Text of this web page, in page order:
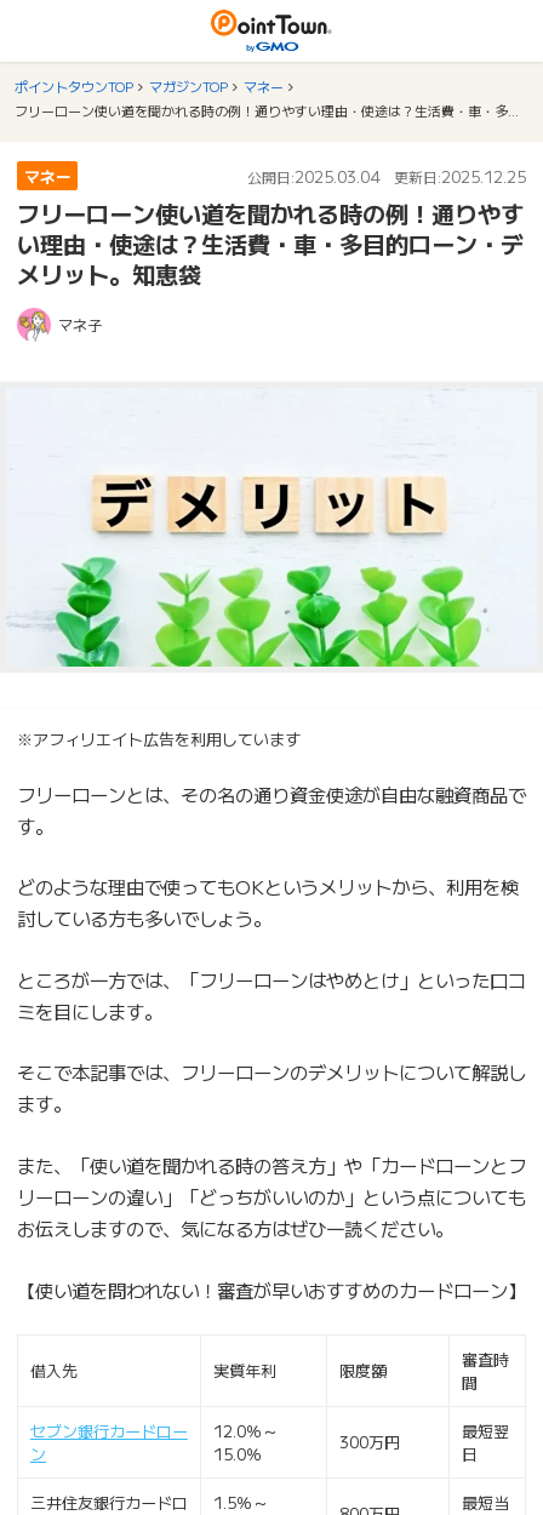
ポイントタウンTOP マガジンTOP
マネー
マネー 公開日:2025.03.04 更新日:2025.12.25
フリーローン使い道を聞かれる時の例！通りやす
い理由・使途は？生活費・車・多目的ローン・デ
メリット。知恵袋
マネ子
※アフィリエイト広告を利用しています
フリーローンとは、その名の通り資金使途が自由な融資商品で
す。
どのような理由で使ってもOKというメリットから、利用を検
討している方も多いでしょう。
ところが一方では、「フリーローンはやめとけ」といった口コ
ミを目にします。
そこで本記事では、フリーローンのデメリットについて解説し
ます。
また、「使い道を聞かれる時の答え方」や「カードローンとフ
リーローンの違い」「どっちがいいのか」という点についても
お伝えしますので、気になる方はぜひ一読ください。
【使い道を問われない！審査が早いおすすめのカードローン】
借入先 実質年利 限度額
審査時
間
セブン銀行カードロー
ン
12.0％～
15.0％
300万円
最短翌
日
三井住友銀行カードロ
1.5％～
最短当